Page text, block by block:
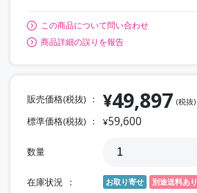
この商品について問い合わせ
商品詳細の誤りを報告
販売価格(税抜) ¥49,897 (税抜)
標準価格(税抜) ¥59,600
数量
在庫状況 お取り寄せ 別途送料あり